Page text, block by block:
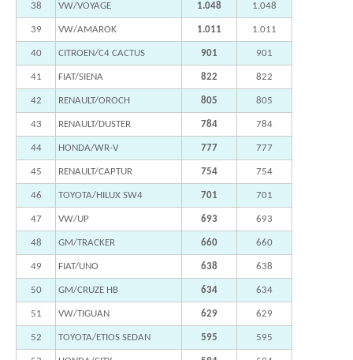
38 VW/VOYAGE 1.048 1.048
39 VW/AMAROK 1.011 1.011
40 CITROEN/C4 CACTUS 901 901
41 FIAT/SIENA 822 822
42 RENAULT/OROCH 805 805
43 RENAULT/DUSTER 784 784
44 HONDA/WR-V 777 777
45 RENAULT/CAPTUR 754 754
46 TOYOTA/HILUX SW4 701 701
47 VW/UP 693 693
48 GM/TRACKER 660 660
49 FIAT/UNO 638 638
50 GM/CRUZE HB 634 634
51 VW/TIGUAN 629 629
52 TOYOTA/ETIOS SEDAN 595 595